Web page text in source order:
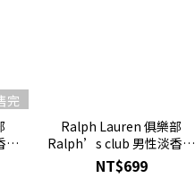
完
精
水
Ralph Lauren 俱樂部
Ralph’s club 男性淡香精
7mL 全新 沾式 Q香
NT$699